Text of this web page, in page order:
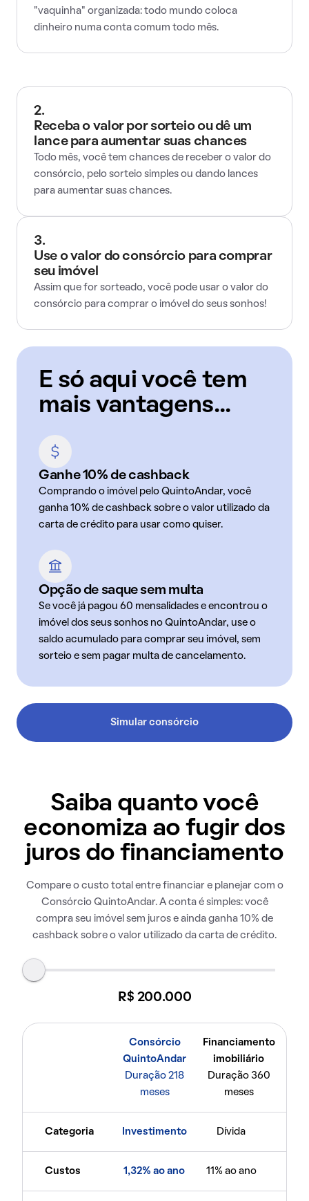
"vaquinha" organizada: todo mundo coloca
dinheiro numa conta comum todo mês.
2.
Receba o valor por sorteio ou dê um
lance para aumentar suas chances
Todo mês, você tem chances de receber o valor do
consórcio, pelo sorteio simples ou dando lances
para aumentar suas chances.
3.
Use o valor do consórcio para comprar
seu imóvel
Assim que for sorteado, você pode usar o valor do
consórcio para comprar o imóvel do seus sonhos!
E só aqui você tem
mais vantagens...
Ganhe 10% de cashback
Comprando o imóvel pelo QuintoAndar, você
ganha 10% de cashback sobre o valor utilizado da
carta de crédito para usar como quiser.
Opção de saque sem multa
Se você já pagou 60 mensalidades e encontrou o
imóvel dos seus sonhos no QuintoAndar, use o
saldo acumulado para comprar seu imóvel, sem
sorteio e sem pagar multa de cancelamento.
Simular consórcio
Saiba quanto você
economiza ao fugir dos
juros do financiamento
Compare o custo total entre financiar e planejar com o
Consórcio QuintoAndar. A conta é simples: você
compra seu imóvel sem juros e ainda ganha 10% de
cashback sobre o valor utilizado da carta de crédito.
R$ 200.000
Consórcio
QuintoAndar
Duração 218
meses
Financiamento
imobiliário
Duração 360
meses
Categoria Investimento Dívida
Custos 1,32% ao ano 11% ao ano